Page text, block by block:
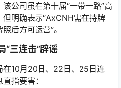
公司虽在第十届“一带一路”高
明确表示“AxCNH需在持牌
后方可运营”。
“三连击”辟谣
在10月20日、22日、25日连
指要害：